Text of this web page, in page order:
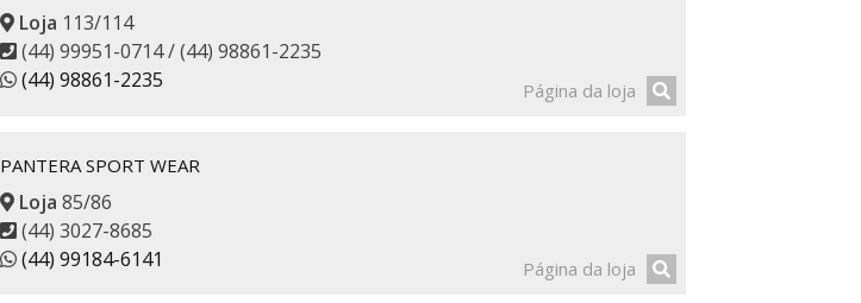
Loja 113/114
(44) 99951-0714 / (44) 98861-2235
(44) 98861-2235
Página da loja
PANTERA SPORT WEAR
Loja 85/86
(44) 3027-8685
(44) 99184-6141
Página da loja